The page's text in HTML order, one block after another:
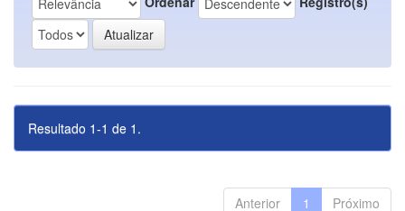
Resultado 1-1 de 1.
Anterior 1 Próximo